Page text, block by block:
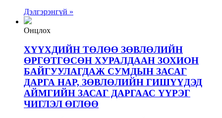
Дэлгэрэнгүй »
Онцлох
ХҮҮХДИЙН ТӨЛӨӨ ЗӨВЛӨЛИЙН
ӨРГӨТГӨСӨН ХУРАЛДААН ЗОХИОН
БАЙГУУЛАГДАЖ СУМДЫН ЗАСАГ
ДАРГА НАР, ЗӨВЛӨЛИЙН ГИШҮҮДЭД
АЙМГИЙН ЗАСАГ ДАРГААС ҮҮРЭГ
ЧИГЛЭЛ ӨГЛӨӨ